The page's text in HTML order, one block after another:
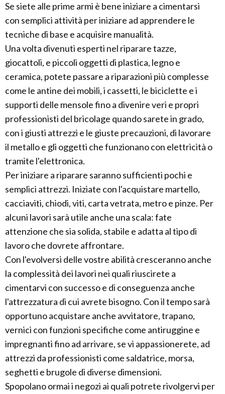
Se siete alle prime armi è bene iniziare a cimentarsi
con semplici attività per iniziare ad apprendere le
tecniche di base e acquisire manualità.
Una volta divenuti esperti nel riparare tazze,
giocattoli, e piccoli oggetti di plastica, legno e
ceramica, potete passare a riparazioni più complesse
come le antine dei mobili, i cassetti, le biciclette e i
supporti delle mensole fino a divenire veri e propri
professionisti del bricolage quando sarete in grado,
con i giusti attrezzi e le giuste precauzioni, di lavorare
il metallo e gli oggetti che funzionano con elettricità o
tramite l'elettronica.
Per iniziare a riparare saranno sufficienti pochi e
semplici attrezzi. Iniziate con l'acquistare martello,
cacciaviti, chiodi, viti, carta vetrata, metro e pinze. Per
alcuni lavori sarà utile anche una scala: fate
attenzione che sia solida, stabile e adatta al tipo di
lavoro che dovrete affrontare.
Con l'evolversi delle vostre abilità cresceranno anche
la complessità dei lavori nei quali riuscirete a
cimentarvi con successo e di conseguenza anche
l'attrezzatura di cui avrete bisogno. Con il tempo sarà
opportuno acquistare anche avvitatore, trapano,
vernici con funzioni specifiche come antiruggine e
impregnanti fino ad arrivare, se vi appassionerete, ad
attrezzi da professionisti come saldatrice, morsa,
seghetti e brugole di diverse dimensioni.
Spopolano ormai i negozi ai quali potrete rivolgervi per